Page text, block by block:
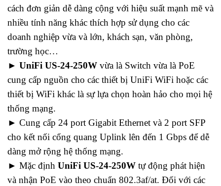
cách đơn giản dễ dàng cộng với hiệu suất mạnh mẽ và
nhiều tính năng khác thích hợp sử dụng cho các
doanh nghiệp vừa và lớn, khách sạn, văn phòng,
trường học…
► UniFi US-24-250W vừa là Switch vừa là PoE
cung cấp nguồn cho các thiết bị UniFi WiFi hoặc các
thiết bị WiFi khác là sự lựa chọn hoàn hảo cho mọi hệ
thống mạng.
► Cung cấp 24 port Gigabit Ethernet và 2 port SFP
cho kết nối cổng quang Uplink lên đến 1 Gbps để dễ
dàng mở rộng hệ thống mạng.
► Mặc định UniFi US-24-250W tự động phát hiện
và nhận PoE vào theo chuẩn 802.3af/at. Đối với các